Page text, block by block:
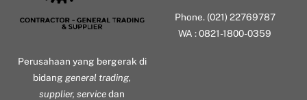
Perusahaan yang bergerak di
bidang general trading,
supplier, servicedan
Phone. (021) 22769787
WA : 0821-1800-0359